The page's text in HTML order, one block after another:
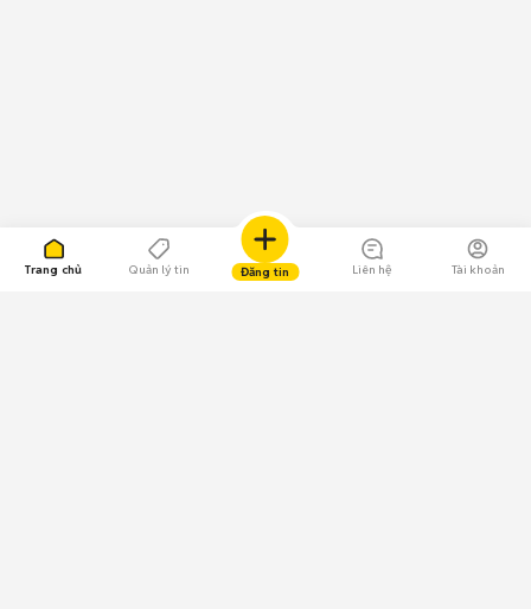
Trang chủ Quản lý tin Đăng tin Liên hệ Tài khoản